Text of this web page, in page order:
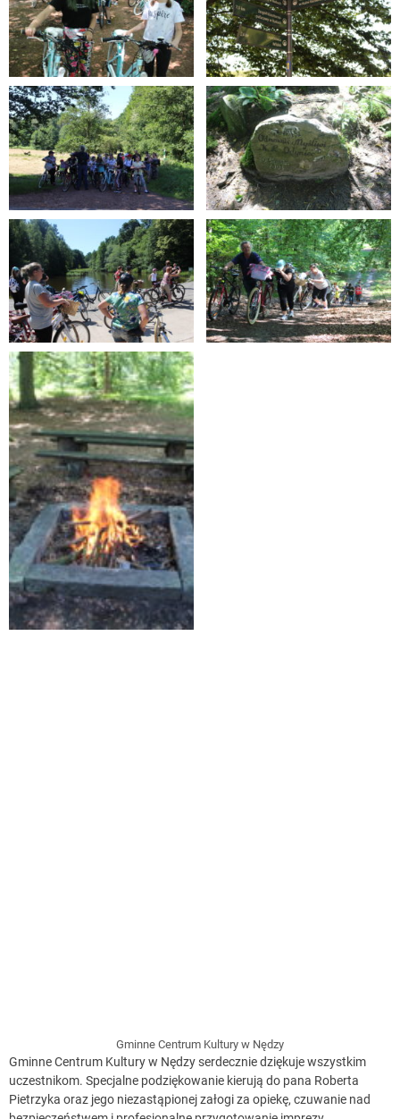
Gminne Centrum Kultury w Nędzy
Gminne Centrum Kultury w Nędzy serdecznie dziękuje wszystkim
uczestnikom. Specjalne podziękowanie kierują do pana Roberta
Pietrzyka oraz jego niezastąpionej załogi za opiekę, czuwanie nad